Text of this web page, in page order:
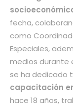
fecha,
como
Especiales,
medios durante
se ha dedicado
capacitación
hace 18 años,